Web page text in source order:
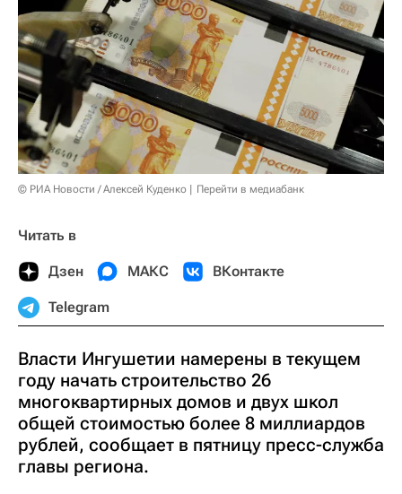
© РИА Новости / Алексей Куденко Перейти в медиабанк
Читать в
Дзен МАКС ВКонтакте
Telegram
Власти Ингушетии намерены в текущем
году начать строительство 26
многоквартирных домов и двух школ
общей стоимостью более 8 миллиардов
рублей, сообщает в пятницу пресс-служба
главы региона.